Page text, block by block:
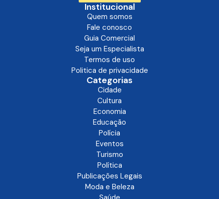
Institucional
Quem somos
Fale conosco
Guia Comercial
Seja um Especialista
Termos de uso
Politica de privacidade
Categorias
Cidade
Cultura
Economia
Educação
Polícia
Eventos
Turismo
Política
Publicações Legais
Moda e Beleza